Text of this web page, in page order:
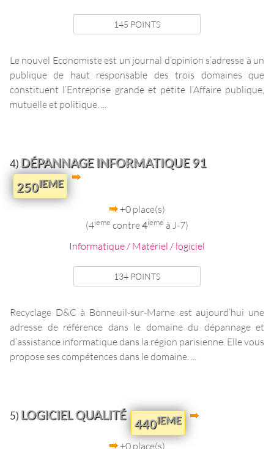
145 POINTS
Le nouvel Economiste est un journal d’opinion s’adresse à un
publique de haut responsable des trois domaines que
constituent l’Entreprise grande et petite l’Affaire publique,
mutuelle et politique. ...
4) DÉPANNAGE INFORMATIQUE 91
250IEME
+0 place(s)
(4ieme contre4ieme à J-7)
Informatique / Matériel / logiciel
134 POINTS
Recyclage D&C à Bonneuil-sur-Marne est aujourd’hui une
adresse de référence dans le domaine du dépannage et
d’assistance informatique dans la région parisienne. Elle vous
propose ses compétences dans le domaine. ...
5) LOGICIEL QUALITÉ
440IEME
+0 place(s)